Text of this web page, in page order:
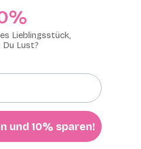
Lieblingsstück,
Du Lust?
und 10% sparen!